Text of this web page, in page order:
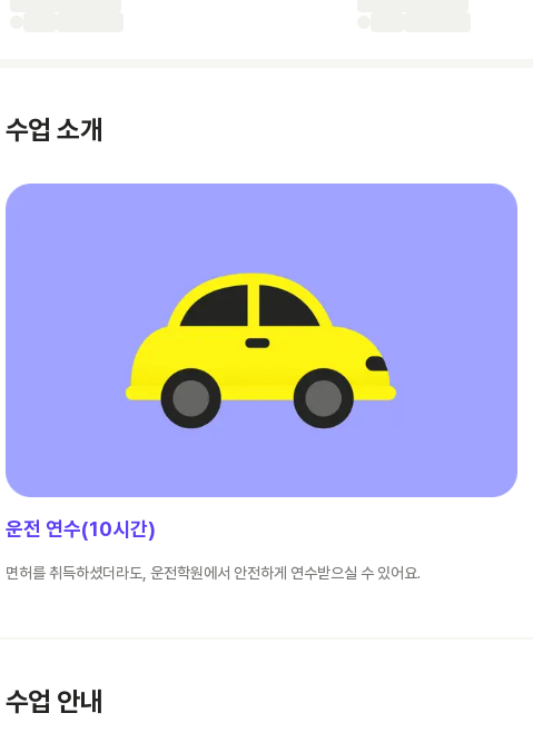
수업 소개
운전 연수(10시간)
면허를 취득하셨더라도, 운전학원에서 안전하게 연수받으실 수 있어요.
수업 안내